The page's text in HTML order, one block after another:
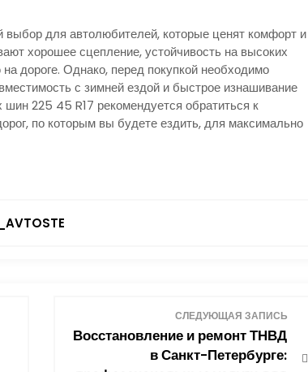
для автолюбителей, которые ценят комфорт и
хорошее сцепление, устойчивость на высоких
дороге. Однако, перед покупкой необходимо
с зимней ездой и быстрое изнашивание
225 45 R17 рекомендуется обратиться к
по которым вы будете ездить, для максимально
СЛЕДУЮЩАЯ ЗАПИСЬ
Восстановление и ремонт ТНВД
в Санкт-Петербурге: